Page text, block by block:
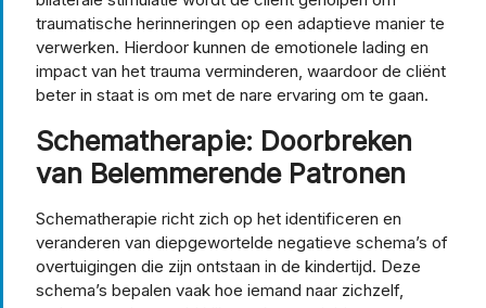
traumatische herinneringen op een adaptieve manier te
verwerken. Hierdoor kunnen de emotionele lading en
impact van het trauma verminderen, waardoor de cliënt
beter in staat is om met de nare ervaring om te gaan.
Schematherapie: Doorbreken
van Belemmerende Patronen
Schematherapie richt zich op het identificeren en
veranderen van diepgewortelde negatieve schema’s of
overtuigingen die zijn ontstaan in de kindertijd. Deze
schema’s bepalen vaak hoe iemand naar zichzelf,